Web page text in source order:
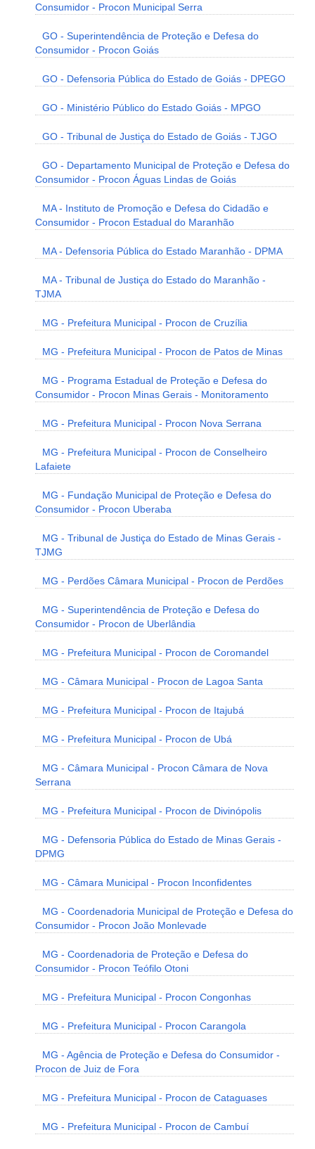
Consumidor - Procon Municipal Serra
GO - Superintendência de Proteção e Defesa do
Consumidor - Procon Goiás
GO - Defensoria Pública do Estado de Goiás - DPEGO
GO - Ministério Público do Estado Goiás - MPGO
GO - Tribunal de Justiça do Estado de Goiás - TJGO
GO - Departamento Municipal de Proteção e Defesa do
Consumidor - Procon Águas Lindas de Goiás
MA - Instituto de Promoção e Defesa do Cidadão e
Consumidor - Procon Estadual do Maranhão
MA - Defensoria Pública do Estado Maranhão - DPMA
MA - Tribunal de Justiça do Estado do Maranhão -
TJMA
MG - Prefeitura Municipal - Procon de Cruzília
MG - Prefeitura Municipal - Procon de Patos de Minas
MG - Programa Estadual de Proteção e Defesa do
Consumidor - Procon Minas Gerais - Monitoramento
MG - Prefeitura Municipal - Procon Nova Serrana
MG - Prefeitura Municipal - Procon de Conselheiro
Lafaiete
MG - Fundação Municipal de Proteção e Defesa do
Consumidor - Procon Uberaba
MG - Tribunal de Justiça do Estado de Minas Gerais -
TJMG
MG - Perdões Câmara Municipal - Procon de Perdões
MG - Superintendência de Proteção e Defesa do
Consumidor - Procon de Uberlândia
MG - Prefeitura Municipal - Procon de Coromandel
MG - Câmara Municipal - Procon de Lagoa Santa
MG - Prefeitura Municipal - Procon de Itajubá
MG - Prefeitura Municipal - Procon de Ubá
MG - Câmara Municipal - Procon Câmara de Nova
Serrana
MG - Prefeitura Municipal - Procon de Divinópolis
MG - Defensoria Pública do Estado de Minas Gerais -
DPMG
MG - Câmara Municipal - Procon Inconfidentes
MG - Coordenadoria Municipal de Proteção e Defesa do
Consumidor - Procon João Monlevade
MG - Coordenadoria de Proteção e Defesa do
Consumidor - Procon Teófilo Otoni
MG - Prefeitura Municipal - Procon Congonhas
MG - Prefeitura Municipal - Procon Carangola
MG - Agência de Proteção e Defesa do Consumidor -
Procon de Juiz de Fora
MG - Prefeitura Municipal - Procon de Cataguases
MG - Prefeitura Municipal - Procon de Cambuí